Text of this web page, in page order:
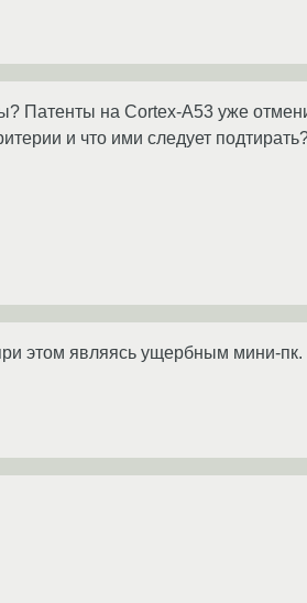
Патенты на Cortex-A53 уже
и что ими следует
этом являясь ущербным мини-пк.